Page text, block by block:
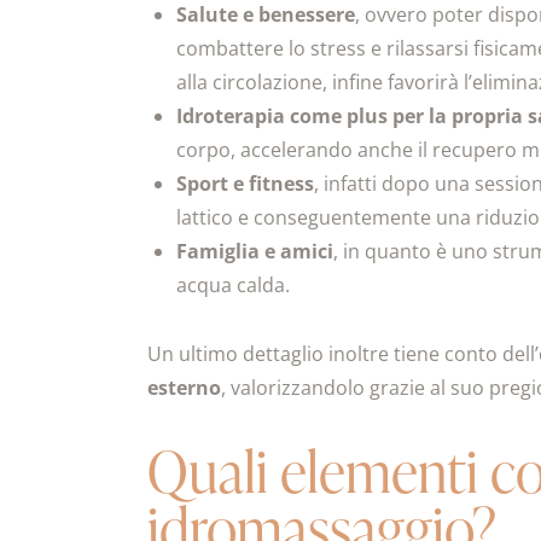
Salute e benessere, ovvero poter
combattere lo stress e rilassarsi
alla circolazione, infine favorirà
Idroterapia come plus per la propria
corpo, accelerando anche il recupero
Sport efitness, infatti dopo una
lattico e conseguentemente una
Famiglia e amici, in quanto è uno
acqua calda.
Un ultimo dettaglio inoltre tiene conto
esterno, valorizzandolo grazie al suo
Quali elementi